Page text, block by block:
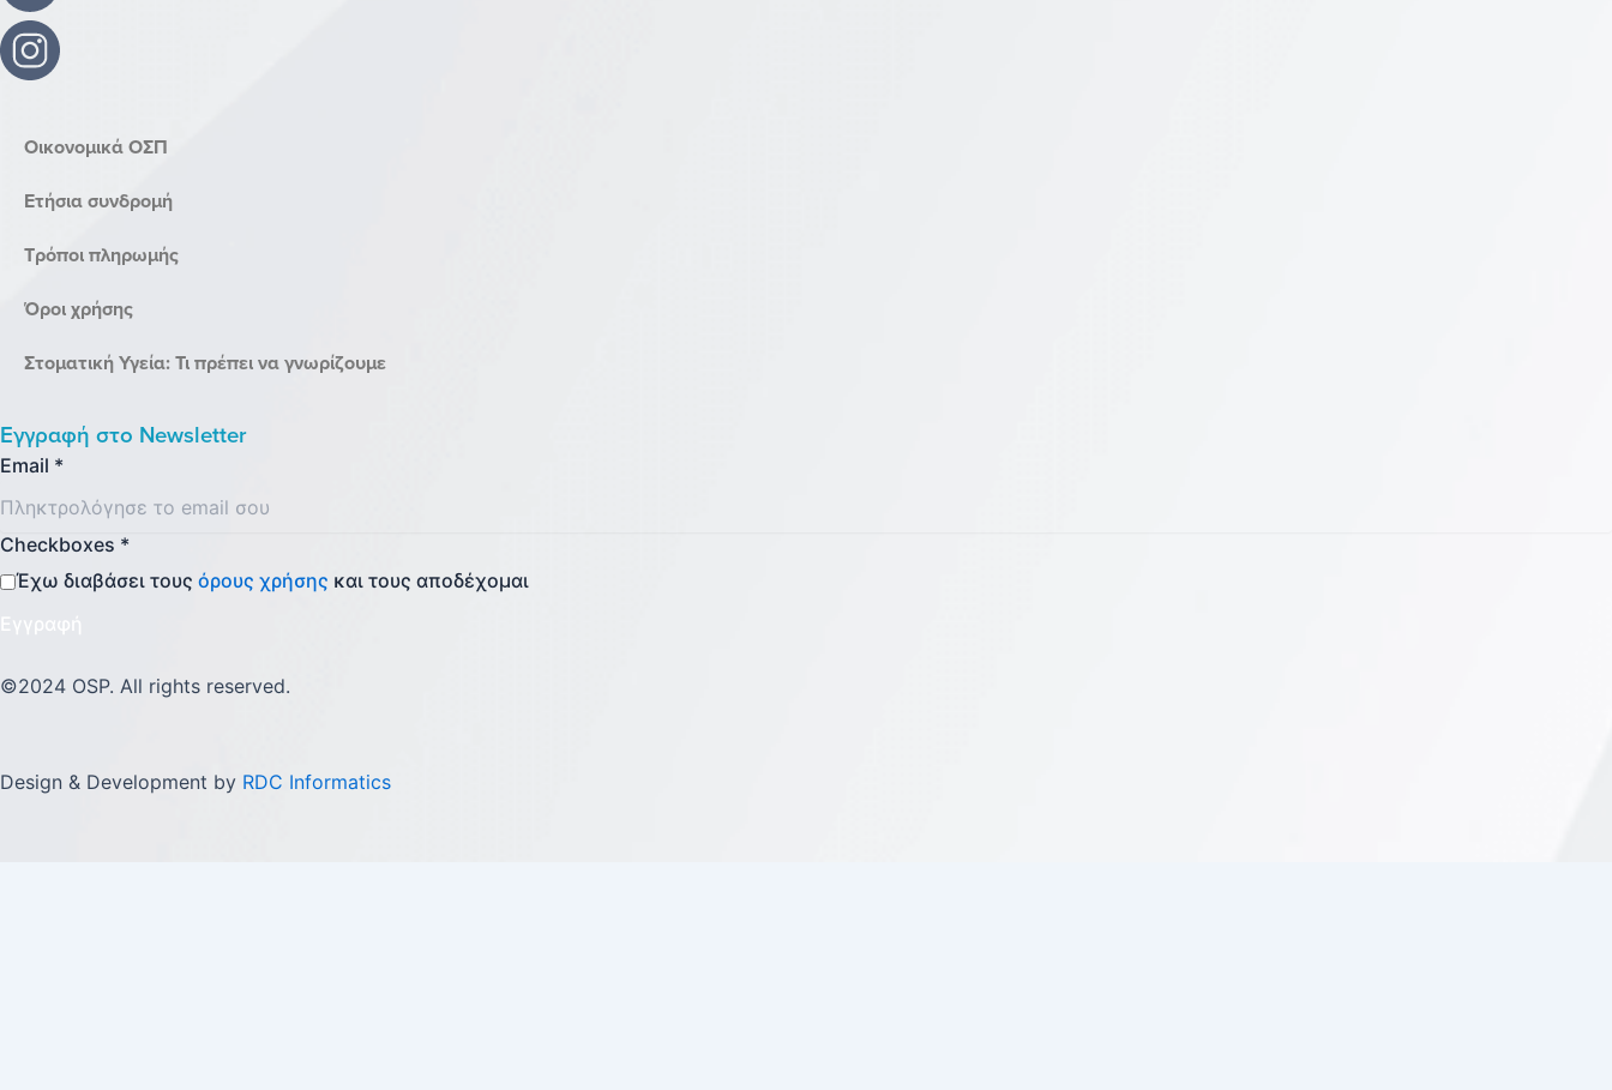
Οικονομικά ΟΣΠ
Ετήσια συνδρομή
Τρόποι πληρωμής
Όροι χρήσης
Στοματική Υγεία: Τι πρέπει να γνωρίζουμε
Εγγραφή στο Newsletter
Email *
Checkboxes *
Έχω διαβάσει τους όρους χρήσης και τους αποδέχομαι
Εγγραφή
©2024 OSP. All rights reserved.
Design & Development by RDC Informatics